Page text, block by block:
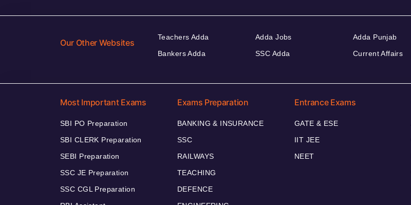
Our Other Websites
Teachers Adda
Bankers Adda
Adda Jobs
SSC Adda
Adda Punjab
Current Affairs
Most Important Exams
SBI PO Preparation
SBI CLERK Preparation
SEBI Preparation
SSC JE Preparation
SSC CGL Preparation
Exams Preparation
BANKING & INSURANCE
SSC
RAILWAYS
TEACHING
DEFENCE
Entrance Exams
GATE & ESE
IIT JEE
NEET